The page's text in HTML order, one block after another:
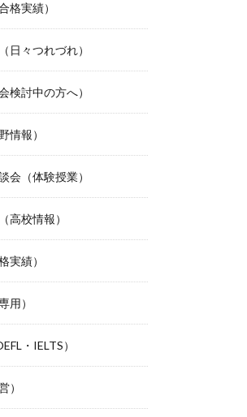
格実績）
日々つれづれ）
検討中の方へ）
情報）
会（体験授業）
高校情報）
実績）
用）
・IELTS）
）